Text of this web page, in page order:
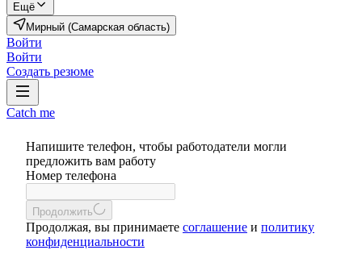
Ещё
Мирный (Самарская область)
Войти
Войти
Создать резюме
Catch me
Напишите телефон, чтобы работодатели могли
предложить вам работу
Номер телефона
Продолжить
Продолжая, вы принимаете соглашение и политику
конфиденциальности